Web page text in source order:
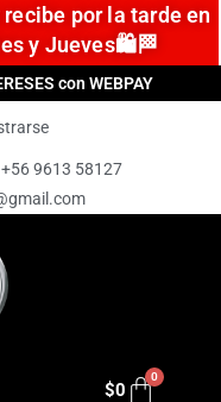
por la tarde en
y Jueves🛍️🏁
con WEBPAY
+56 9613 58127
$0